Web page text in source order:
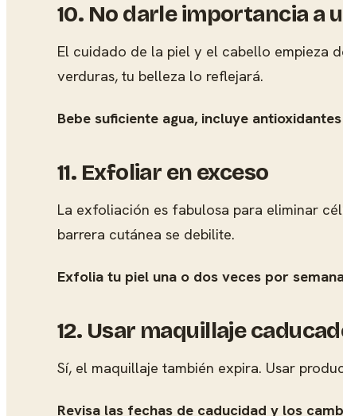
10. No darle importancia a
El cuidado de la piel y el cabello empieza
verduras, tu belleza lo reflejará.
Bebe suficiente agua, incluye
11. Exfoliar en exceso
La exfoliación es fabulosa para eliminar
barrera cutánea se debilite.
Exfolia tu piel una o dos veces por
12. Usar maquillaje
Sí, el maquillaje también expira. Usar
Revisa las fechas de caducidad y los